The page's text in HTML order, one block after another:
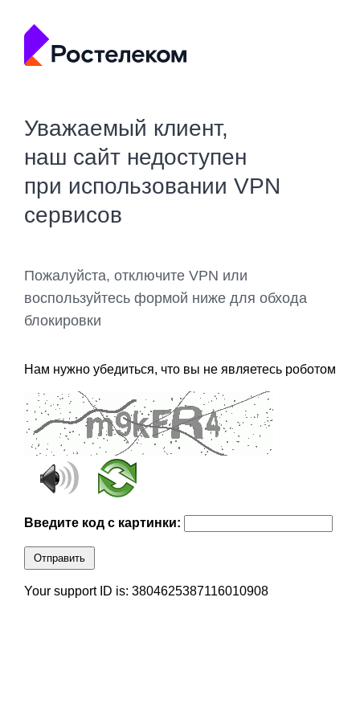
Уважаемый клиент,
наш сайт недоступен
при использовании VPN
сервисов
Пожалуйста, отключите VPN или
воспользуйтесь формой ниже для обхода
блокировки
Нам нужно убедиться, что вы не являетесь роботом
Введите код с картинки:
Отправить
Your support ID is: 3804625387116010908